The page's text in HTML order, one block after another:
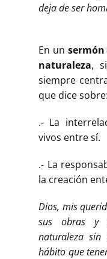
deja de ser
En un
naturaleza,
siempre
que dice sobre:
.- La
vivos entre sí.
.- La
la creación
Dios, mis
sus obras y
naturaleza sin
hábito que